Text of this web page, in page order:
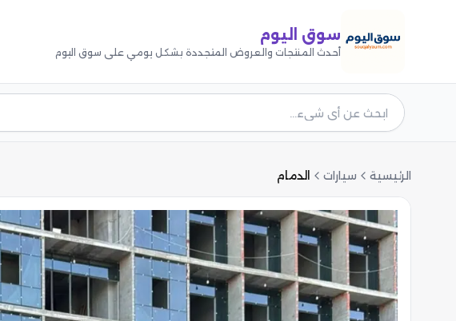
سوق اليوم
أحدث المنتجات والعروض المتجددة بشكل يومي على سوق اليوم
الرئيسية سيارات الدمام